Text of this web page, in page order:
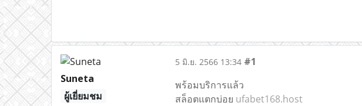
Suneta
ผู้เยี่ยมชม
5 มิ.ย. 2566 13:34 #1
พร้อมบริการแล้ว
สล็อตแตกบ่อย ufabet168.host